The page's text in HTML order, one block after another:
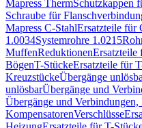
Mapress ThermSchutzkappen
Schraube für
Mapress C-StahlErsatzteile für
1.0034Systemrohre 1.0215
MuffenReduktionenErsatzteile
BögenT-StückeErsatzteile für
KreuzstückeÜbergänge
unlösbarÜbergänge und
Übergänge und Verbindungen,
KompensatorenVerschlüsse